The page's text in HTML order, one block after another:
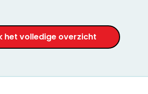
het volledige overzicht